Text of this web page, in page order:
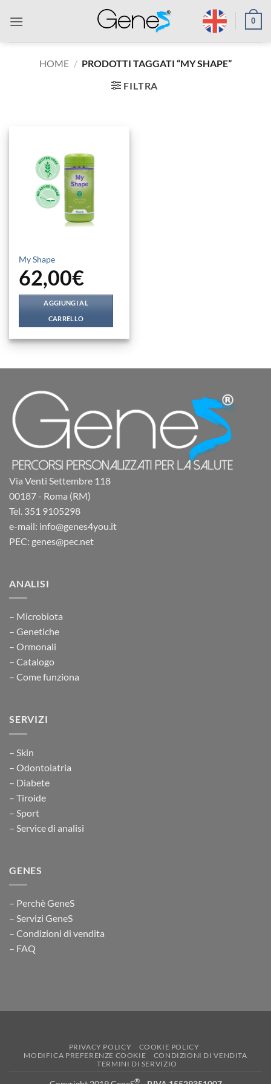
0
HOME / PRODOTTI TAGGATI “MY SHAPE”
FILTRA
My Shape
62,00€
AGGIUNGI AL
CARRELLO
Via Venti Settembre 118
00187 - Roma (RM)
Tel. 351 9105298
e-mail: info@genes4you.it
PEC: genes@pec.net
ANALISI
– Microbiota
– Genetiche
– Ormonali
– Catalogo
– Come funziona
SERVIZI
– Skin
– Odontoiatria
– Diabete
– Tiroide
– Sport
– Service di analisi
GENES
– Perchè GeneS
– Servizi GeneS
– Condizioni di vendita
– FAQ
PRIVACY POLICY
COOKIE POLICY
MODIFICA PREFERENZE COOKIE
CONDIZIONI DI VENDITA
TERMINI DI SERVIZIO
®